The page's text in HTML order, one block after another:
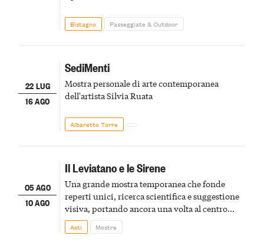
Bistagno Passeggiate & Outdoor
22 LUG
16 AGO
SediMenti
Mostra personale di arte contemporanea
dell'artista Silvia Ruata
Albaretto Torre
05 AGO
10 AGO
Il Leviatano e le Sirene
Una grande mostra temporanea che fonde
reperti unici, ricerca scientifica e suggestione
visiva, portando ancora una volta al centro
della scena le meraviglie del passato astigiano
Asti Mostre